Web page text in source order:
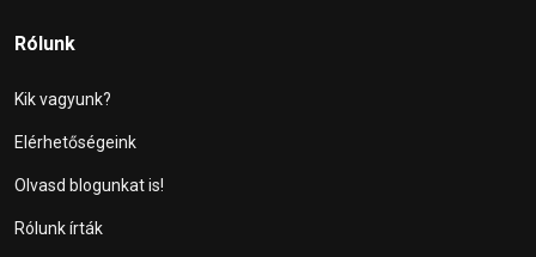
Rólunk
Kik vagyunk?
Elérhetőségeink
Olvasd blogunkat is!
Rólunk írták